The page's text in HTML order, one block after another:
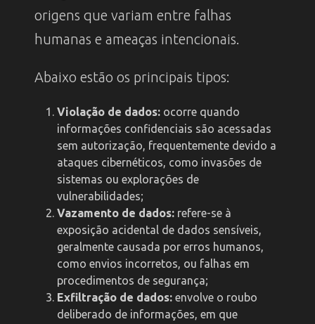
origens que variam entre falhas
humanas e ameaças intencionais.
Abaixo estão os principais tipos:
Violação de dados: ocorre quando
informações confidenciais são acessadas
sem autorização, frequentemente devido a
ataques cibernéticos, como invasões de
sistemas ou explorações de
vulnerabilidades;
Vazamento de dados: refere-se à
exposição acidental de dados sensíveis,
geralmente causada por erros humanos,
como envios incorretos, ou falhas em
procedimentos de segurança;
Exfiltração de dados:envolve o roubo
deliberado de informações, em que